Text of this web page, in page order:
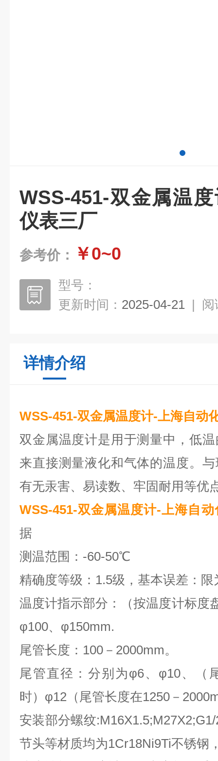
WSS-451-双金属温
仪表三厂
参考价： ￥0~0
型号：
更新时间： 2025-04-21 | 阅
详情介绍
WSS-451-双金属温度计-上海自动
双金属温度计是用于测量中，低
来直接测量液化和气体的温度。
有无汞害、易读数、牢固耐用等优
WSS-451-双金属温度计-上海自
据
测温范围：-60-50℃
精确度等级：1.5级，基本误差：限
温度计指示部分：（按温度计标度
φ100、φ150mm.
尾管长度：100－2000mm。
尾管直径：分别为φ6、φ10、（
时）φ12（尾管长度在1250－
安装部分螺纹
节头等材质均为1Cr18Ni9Ti不锈钢